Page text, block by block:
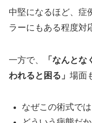
中堅になるほど、症
ラーにもある程度対
一方で、
「なんと
われると困る」 場面
なぜこの術式で